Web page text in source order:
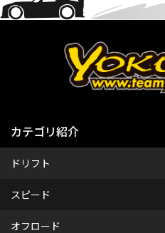
カテゴリ紹介
ドリフト
スピード
オフロード